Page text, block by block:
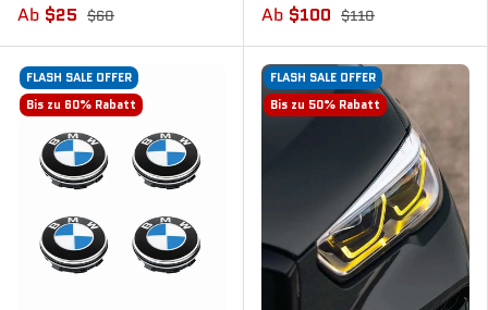
Ab $25 $60 Ab $100 $110
FLASH SALE OFFER
Bis zu 60% Rabatt
FLASH SALE OFFER
Bis zu 50% Rabatt